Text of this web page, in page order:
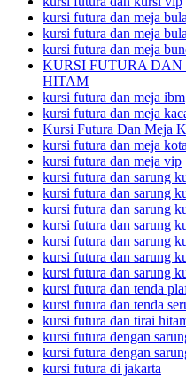
kursi futura dan meja
kursi futura dan meja
kursi futura dan meja
KURSI FUTURA DAN
HITAM
kursi futura dan meja ibm
kursi futura dan meja
Kursi Futura Dan Meja
kursi futura dan meja
kursi futura dan meja vip
kursi futura dan sarung
kursi futura dan sarung
kursi futura dan sarung
kursi futura dan sarung
kursi futura dan sarung
kursi futura dan sarung
kursi futura dan sarung
kursi futura dan tenda
kursi futura dan tenda
kursi futura dan tirai
kursi futura dengan
kursi futura dengan
kursi futura di jakarta